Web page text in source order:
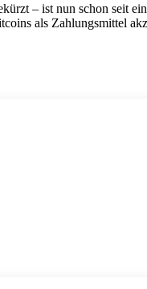
– ist nun schon seit
als Zahlungsmittel